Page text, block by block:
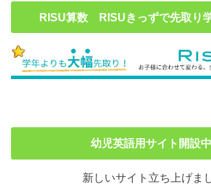
RISU算数 RISUきっずで先取り
幼児英語用サイト開設
新しいサイト立ち上げま